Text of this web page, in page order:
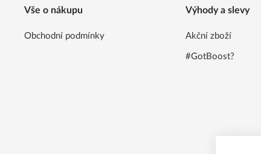
Vše o nákupu
Obchodní podmínky
Výhody a slevy
Akční zboží
#GotBoost?